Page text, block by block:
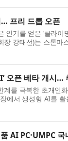
… 프리 드롭 오픈
기를 얻은 ‘클라
강태선)는 스톤
오픈 베타 개시…
를 극복한 초개인
에서 생성형 AI를
AI PC·UMPC